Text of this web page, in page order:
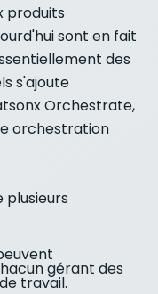
produits
sont en fait
des
s'ajoute
Orchestrate,
orchestration
gérant des
travail.